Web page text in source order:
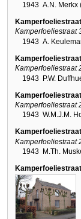
1943 A.N. Merkx
Kamperfoeliestraat
1943 A.
Kamperfoeliestraat
1943 P.W.
Kamperfoeliestraat
1943 W.M.J.M.
Kamperfoeliestraat
1943 M.Th.